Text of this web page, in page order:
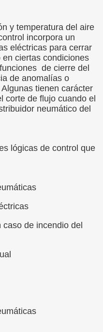
y temperatura del aire
incorpora un
eléctricas para cerrar
ciertas condiciones
de cierre del
de anomalías o
tienen carácter
corte de flujo cuando el
neumático del
lógicas de control que
de incendio del